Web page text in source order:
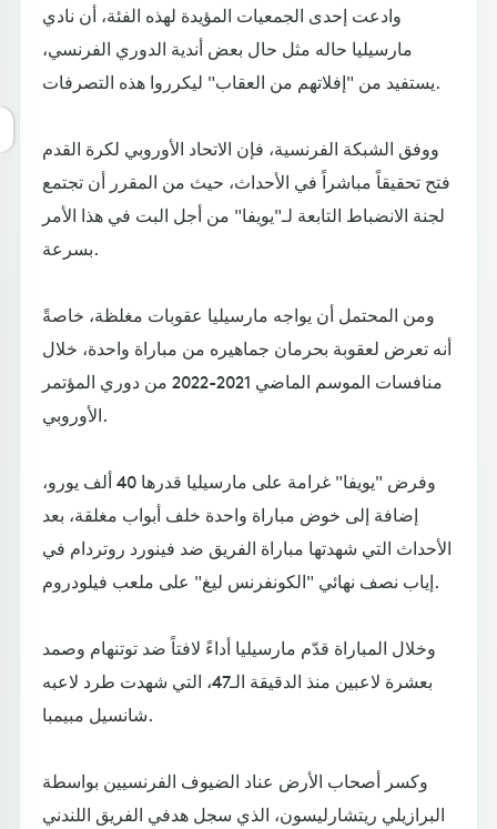
وادعت إحدى الجمعيات المؤيدة لهذه الفئة، أن نادي
مارسيليا حاله مثل حال بعض أندية الدوري الفرنسي،
يستفيد من "إفلاتهم من العقاب" ليكرروا هذه التصرفات.
ووفق الشبكة الفرنسية، فإن الاتحاد الأوروبي لكرة القدم
فتح تحقيقاً مباشراً في الأحداث، حيث من المقرر أن تجتمع
لجنة الانضباط التابعة لـ"يويفا" من أجل البت في هذا الأمر
بسرعة.
ومن المحتمل أن يواجه مارسيليا عقوبات مغلظة، خاصةً
أنه تعرض لعقوبة بحرمان جماهيره من مباراة واحدة، خلال
منافسات الموسم الماضي 2021-2022 من دوري المؤتمر
الأوروبي.
وفرض "يويفا" غرامة على مارسيليا قدرها 40 ألف يورو،
إضافة إلى خوض مباراة واحدة خلف أبواب مغلقة، بعد
الأحداث التي شهدتها مباراة الفريق ضد فينورد روتردام في
إياب نصف نهائي "الكونفرنس ليغ" على ملعب فيلودروم.
وخلال المباراة قدّم مارسيليا أداءً لافتاً ضد توتنهام وصمد
بعشرة لاعبين منذ الدقيقة الـ47، التي شهدت طرد لاعبه
شانسيل مبيمبا.
وكسر أصحاب الأرض عناد الضيوف الفرنسيين بواسطة
البرازيلي ريتشارليسون، الذي سجل هدفي الفريق اللندني